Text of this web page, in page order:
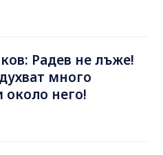
Радев не лъже!
много
около него!